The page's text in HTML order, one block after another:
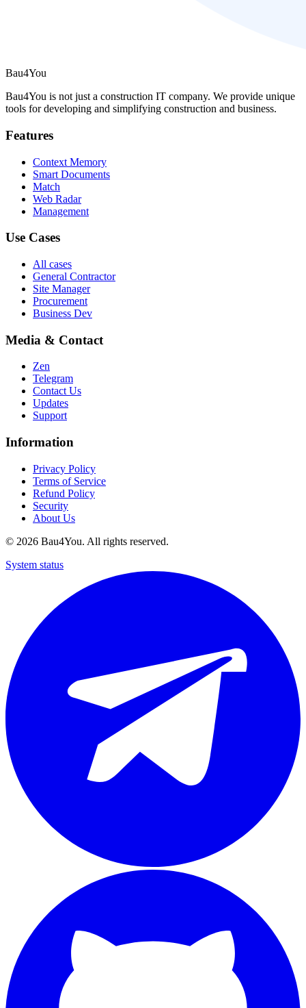
Bau4You
Bau4You is not just a construction IT company. We provide unique
tools for developing and simplifying construction and business.
Features
Context Memory
Smart Documents
Match
Web Radar
Management
Use Cases
All cases
General Contractor
Site Manager
Procurement
Business Dev
Media & Contact
Zen
Telegram
Contact Us
Updates
Support
Information
Privacy Policy
Terms of Service
Refund Policy
Security
About Us
© 2026 Bau4You. All rights reserved.
System status